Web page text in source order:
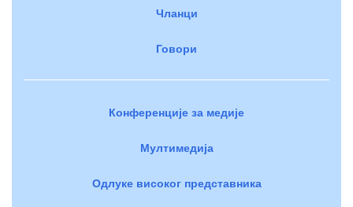
Чланци
Говори
Конференције за медије
Мултимедија
Одлуке високог представника